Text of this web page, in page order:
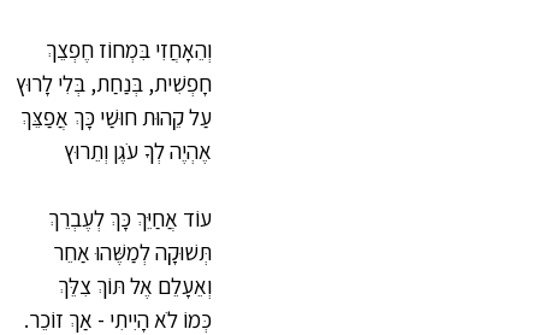
וְהֵאָחֲזִי בִּמְחוֹז חֶפְצֵךְ
חָפְשִׁית, בְּנַחַת, בְּלִי לָרוּץ
עַל קֵהוּת חוּשַׁי כָּךְ אֲפַצֵּךְ
אֶהְיֶה לְךָ עֹגֶן וְתֵרוּץ
עוֹד אֲחַיֵּךְ כָּךְ לְעֶבְרֵךְ
תְּשׁוּקָה לְמַשֶּׁהוּ אַחֵר
וְאֵעָלֵם אֶל תּוֹךְ צִלֵּךְ
כְּמוֹ לֹא הָיִיתִי - אַךְ זוֹכֵר.